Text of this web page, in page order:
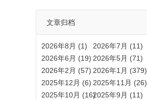
文章归档
2026年8月 (1)
2026年7月 (11)
2026年6月 (19) 2026年5月 (71)
2026年2月 (57) 2026年1月 (379)
2025年12月 (6) 2025年11月 (26)
2025年10月 (16)2025年9月 (11)